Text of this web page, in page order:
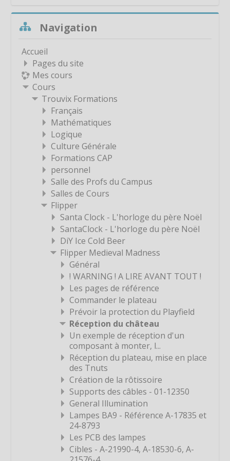
Étiquette
Étiquette
Étiquette
Étiquette
Étiquette
Étiquette
Étiquette
Étiquette
Étiquette
Étiquette
Étiquette
Étiquette
Étiquette
Étiquette
Étiquette
Étiquette
Étiquette
Étiquette
Étiquette
Étiquette
Étiquette
Étiquette
Étiquette
Étiquette
Étiquette
Étiquette
Étiquette
é
o
Navigation
Accueil
Pages du site
Mes cours
Cours
Trouvix Formations
Français
Mathématiques
Logique
Culture Générale
Formations CAP
personnel
Salle des Profs du Campus
Salles de Cours
Flipper
Santa Clock - L'horloge du père Noël
SantaClock - L'horloge du père Noël
DiY Ice Cold Beer
Flipper Medieval Madness
Général
! WARNING ! A LIRE AVANT TOUT !
Les pages de référence
Commander le plateau
Prévoir la protection du Playfield
Réception du château
Un exemple de réception d'un
composant à monter, l...
Réception du plateau, mise en place
des Tnuts
Création de la rôtissoire
Supports des câbles - 01-12350
General Illumination
Lampes BA9 - Référence A-17835 et
24-8793
Les PCB des lampes
Cibles - A-21990-4, A-18530-6, A-